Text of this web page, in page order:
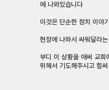
에 나와있습니다
이것은 단순한 정치 이야
현장에 나와서 싸워달라
부디 이 상황을 애써 교회
위해서 기도해주시고 힘